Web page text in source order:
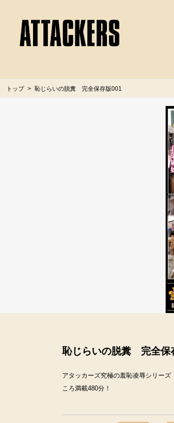
トップ 恥じらいの脱糞 完全保存版001
恥じらいの脱糞 完全保
アタッカーズ究極の羞恥凌辱シリー
ころ満載480分！